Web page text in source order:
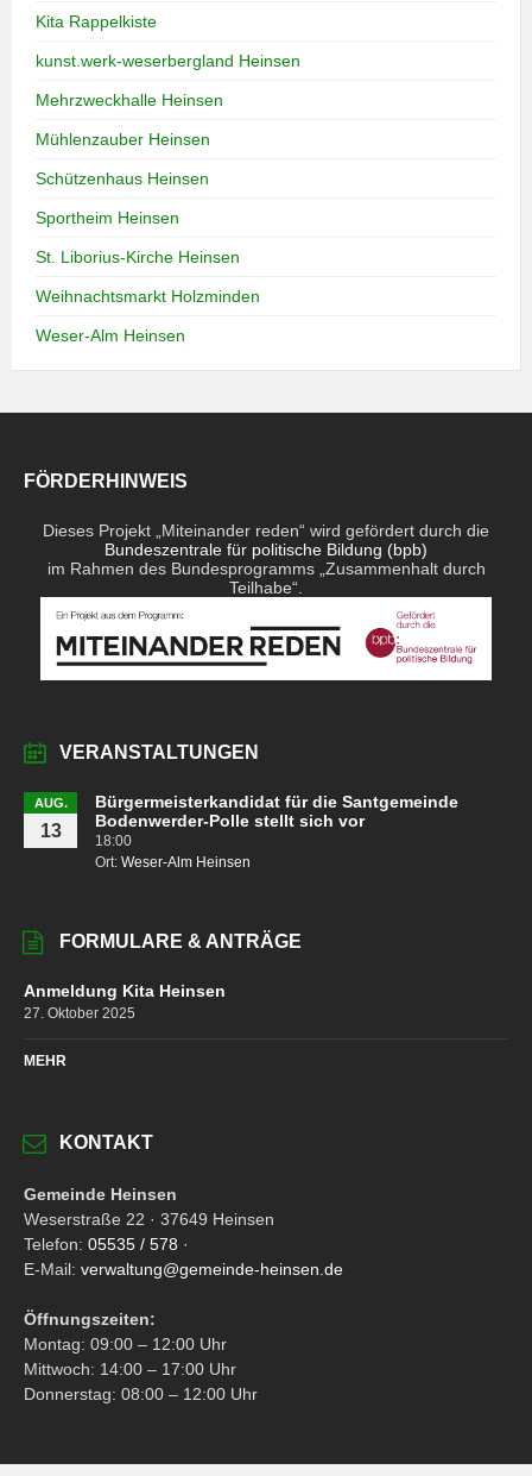
Kita Rappelkiste
kunst.werk-weserbergland Heinsen
Mehrzweckhalle Heinsen
Mühlenzauber Heinsen
Schützenhaus Heinsen
Sportheim Heinsen
St. Liborius-Kirche Heinsen
Weihnachtsmarkt Holzminden
Weser-Alm Heinsen
FÖRDERHINWEIS
Dieses Projekt „Miteinander reden“ wird gefördert durch die
Bundeszentrale für politische Bildung (bpb)
im Rahmen des Bundesprogramms „Zusammenhalt durch
Teilhabe“.
VERANSTALTUNGEN
AUG.
13
Bürgermeisterkandidat für die Santgemeinde
Bodenwerder-Polle stellt sich vor
18:00
Ort: Weser-Alm Heinsen
FORMULARE & ANTRÄGE
Anmeldung Kita Heinsen
27. Oktober 2025
MEHR
KONTAKT
Gemeinde Heinsen
Weserstraße 22 · 37649 Heinsen
Telefon: 05535 / 578 ·
E-Mail: verwaltung@gemeinde-heinsen.de
Öffnungszeiten:
Montag: 09:00 – 12:00 Uhr
Mittwoch: 14:00 – 17:00 Uhr
Donnerstag: 08:00 – 12:00 Uhr